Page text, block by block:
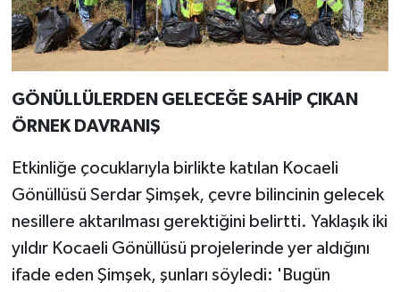
GÖNÜLLÜLERDEN GELECEĞE SAHİP ÇIKAN
ÖRNEK DAVRANIŞ
Etkinliğe çocuklarıyla birlikte katılan Kocaeli
Gönüllüsü Serdar Şimşek, çevre bilincinin gelecek
nesillere aktarılması gerektiğini belirtti. Yaklaşık iki
yıldır Kocaeli Gönüllüsü projelerinde yer aldığını
ifade eden Şimşek, şunları söyledi: 'Bugün